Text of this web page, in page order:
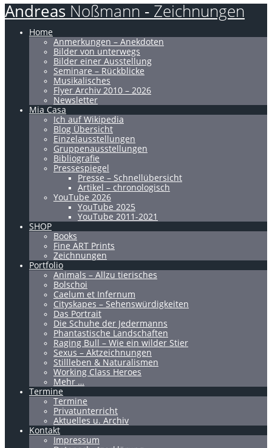
Andreas Noßmann - Zeichnungen
Home
Anmerkungen – Anekdoten
Bilder von unterwegs
Bilder einer Ausstellung
Seminare – Rückblicke
Musikalisches
Flyer Archiv 2010 – 2026
Newsletter
Mia Casa
Ich auf Wikipedia
Blog Übersicht
Einzelausstellungen
Gruppenausstellungen
Bibliografie
Pressespiegel
Presse – Schnellübersicht
Artikel – chronologisch
YouTube 2026
YouTube 2025
YouTube 2011-2021
SHOP
Books
Fine ART Prints
Zeichnungen
Portfolio
Animals – Allzu tierisches
Bolschoi
Caelum et Infernum
Cityskapes – Sehenswürdigkeiten
Das Portrait
Die Schuhe der Jedermanns
Phantastische Landschaften
Raging Bull – Wie ein wilder Stier
Sexus – Aktzeichnungen
Stillleben & Naturalismen
Working Class Heroes
Mehr …
Termine
Termine
Privatunterricht
Aktuelles u. Archiv
Kontakt
Impressum